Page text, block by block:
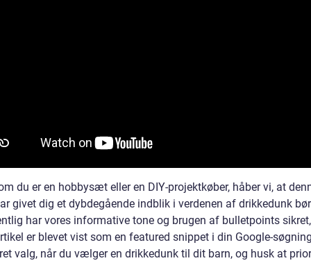
du er en hobbysæt eller en DIY-projektkøber, håber vi, at
givet dig et dybdegående indblik i verdenen af drikkedunk
har vores informative tone og brugen af bulletpoints
er blevet vist som en featured snippet i din Google-
valg, når du vælger en drikkedunk til dit barn, og husk at